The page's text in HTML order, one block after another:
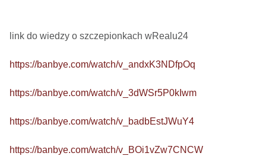
link do wiedzy o szczepionkach wRealu24
https://banbye.com/watch/v_andxK3NDfpOq
https://banbye.com/watch/v_3dWSr5P0kIwm
https://banbye.com/watch/v_badbEstJWuY4
https://banbye.com/watch/v_BOi1vZw7CNCW